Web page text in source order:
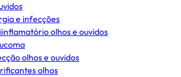
e infecções
olhos e ouvidos
olhos e ouvidos
olhos